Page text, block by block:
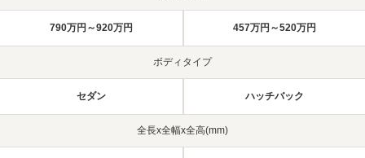
790万円～920万円 457万円～520万円
ボディタイプ
セダン ハッチバック
全長x全幅x全高(mm)